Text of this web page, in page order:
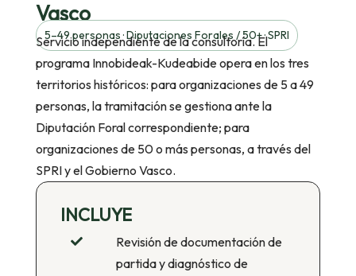
Vasco
5–49 personas · Diputaciones Forales / 50+ · SPRI
Servicio independiente de la consultoría. El
programa Innobideak-Kudeabide opera en los tres
territorios históricos: para organizaciones de 5 a 49
personas, la tramitación se gestiona ante la
Diputación Foral correspondiente; para
organizaciones de 50 o más personas, a través del
SPRI y el Gobierno Vasco.
INCLUYE

Revisión de documentación de
partida y diagnóstico de